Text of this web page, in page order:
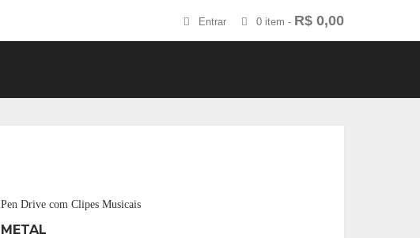
Entrar 0 item - R$ 0,00
Pen Drive com Clipes Musicais
METAL